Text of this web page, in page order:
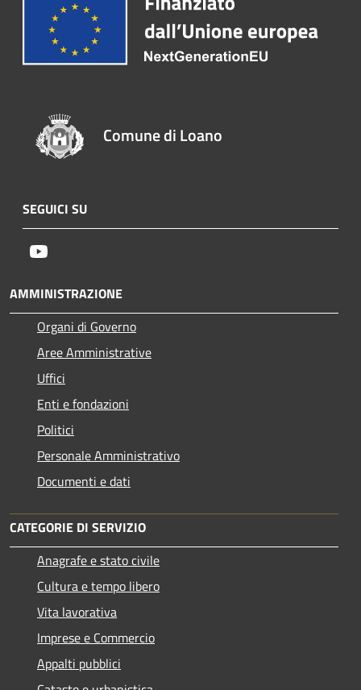
Comune di Loano
SEGUICI SU
AMMINISTRAZIONE
Organi di Governo
Aree Amministrative
Uffici
Enti e fondazioni
Politici
Personale Amministrativo
Documenti e dati
CATEGORIE DI SERVIZIO
Anagrafe e stato civile
Cultura e tempo libero
Vita lavorativa
Imprese e Commercio
Appalti pubblici